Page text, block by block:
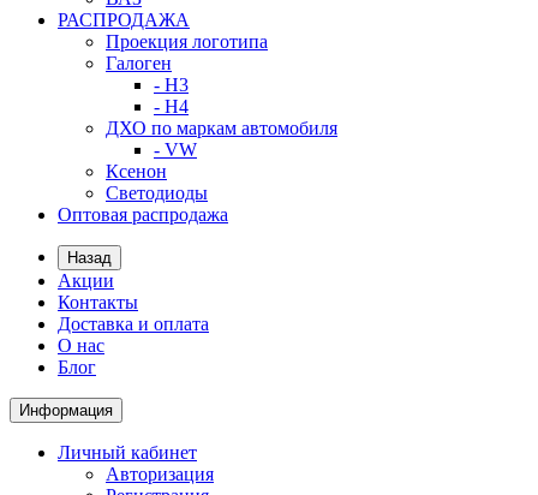
РАСПРОДАЖА
Проекция логотипа
Галоген
- H3
- H4
ДХО по маркам автомобиля
- VW
Ксенон
Светодиоды
Оптовая распродажа
Назад
Акции
Контакты
Доставка и оплата
О нас
Блог
Информация
Личный кабинет
Авторизация